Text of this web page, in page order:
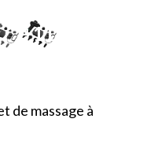
+11
de massage à